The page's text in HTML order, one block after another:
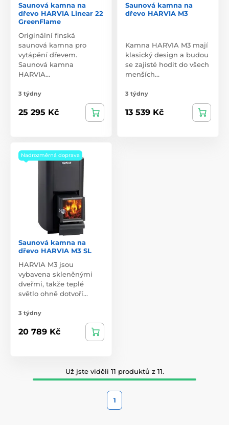
Saunová kamna na
dřevo HARVIA Linear 22
GreenFlame
Originální finská
saunová kamna pro
vytápění dřevem.
Saunová kamna
HARVIA…
3 týdny
25 295 Kč
Saunová kamna na
dřevo HARVIA M3
Kamna HARVIA M3 mají
klasický design a budou
se zajisté hodit do všech
menších…
3 týdny
13 539 Kč
Nadrozměrná doprava
Saunová kamna na
dřevo HARVIA M3 SL
HARVIA M3 jsou
vybavena skleněnými
dveřmi, takže teplé
světlo ohně dotvoří…
3 týdny
20 789 Kč
Už jste viděli 11 produktů z 11.
1